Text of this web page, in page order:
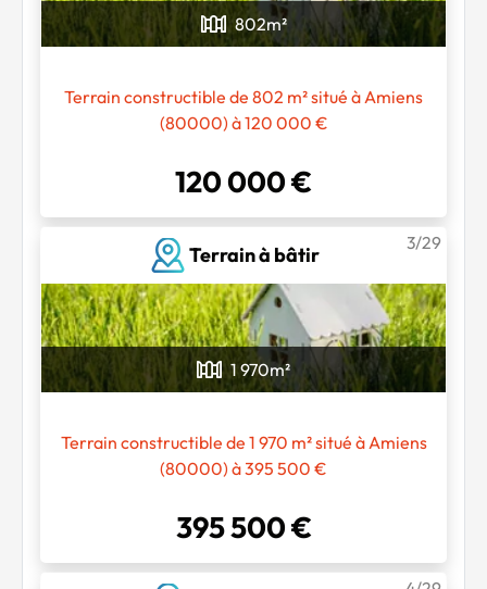
802m²
Terrain constructible de 802 m² situé à Amiens
(80000) à 120 000 €
120 000 €
Terrain à bâtir
3/29
1 970m²
Terrain constructible de 1 970 m² situé à Amiens
(80000) à 395 500 €
395 500 €